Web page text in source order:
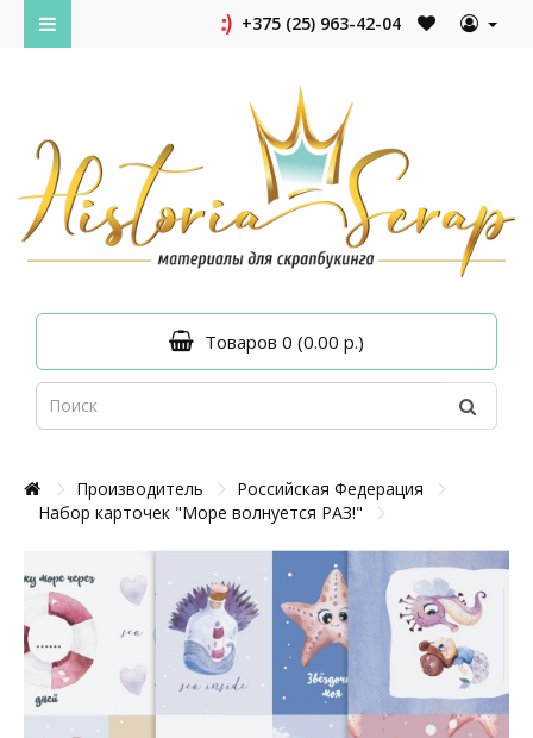
+375 (25) 963-42-04
Товаров 0 (0.00 р.)
Производитель
Российская Федерация
Набор карточек "Море волнуется РАЗ!"